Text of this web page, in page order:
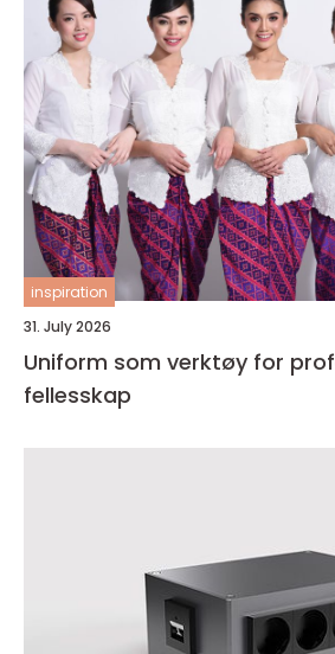
inspiration
31. July 2026
Uniform som verktøy for
fellesskap